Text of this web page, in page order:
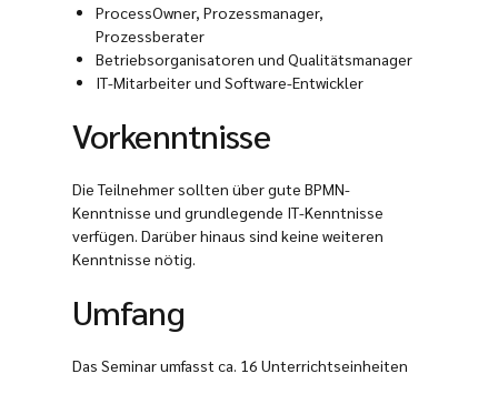
ProcessOwner, Prozessmanager,
Prozessberater
Betriebsorganisatoren und Qualitätsmanager
IT-Mitarbeiter und Software-Entwickler
Vorkenntnisse
Die Teilnehmer sollten über gute BPMN-
Kenntnisse und grundlegende IT-Kenntnisse
verfügen. Darüber hinaus sind keine weiteren
Kenntnisse nötig.
Umfang
Das Seminar umfasst ca. 16 Unterrichtseinheiten